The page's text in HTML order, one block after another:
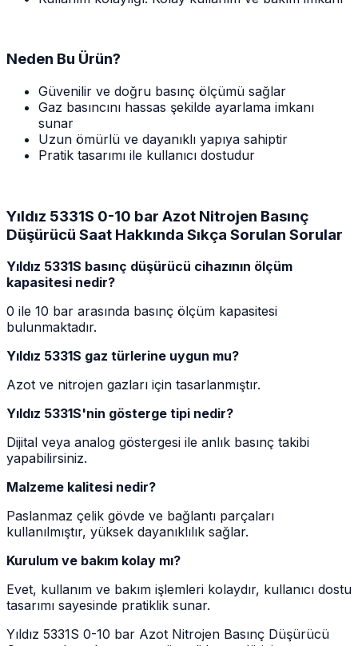
Neden Bu Ürün?
Güvenilir ve doğru basınç ölçümü sağlar
Gaz basıncını hassas şekilde ayarlama imkanı
sunar
Uzun ömürlü ve dayanıklı yapıya sahiptir
Pratik tasarımı ile kullanıcı dostudur
Yıldız 5331S 0-10 bar Azot Nitrojen Basınç
Düşürücü Saat Hakkında Sıkça Sorulan Sorular
Yıldız 5331S basınç düşürücü cihazının ölçüm
kapasitesi nedir?
0 ile 10 bar arasında basınç ölçüm kapasitesi
bulunmaktadır.
Yıldız 5331S gaz türlerine uygun mu?
Azot ve nitrojen gazları için tasarlanmıştır.
Yıldız 5331S'nin gösterge tipi nedir?
Dijital veya analog göstergesi ile anlık basınç takibi
yapabilirsiniz.
Malzeme kalitesi nedir?
Paslanmaz çelik gövde ve bağlantı parçaları
kullanılmıştır, yüksek dayanıklılık sağlar.
Kurulum ve bakım kolay mı?
Evet, kullanım ve bakım işlemleri kolaydır, kullanıcı dostu
tasarımı sayesinde pratiklik sunar.
Yıldız 5331S 0-10 bar Azot Nitrojen Basınç Düşürücü